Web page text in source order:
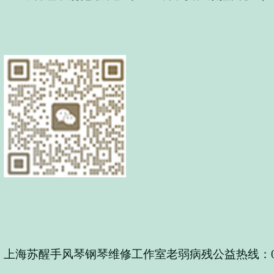
上海苏醒手风琴钢琴维修工作室老弱病残公益热线：